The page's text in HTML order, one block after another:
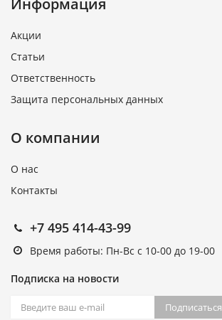
Акции
Статьи
Ответственность
Защита персональных данных
О компании
О нас
Контакты
+7 495 414-43-99
Время работы: Пн-Вс с 10-00 до 19-00
Подписка на новости
Подписаться